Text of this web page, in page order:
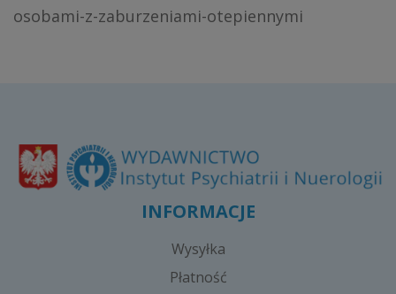
osobami-z-zaburzeniami-otepiennymi
INFORMACJE
Wysyłka
Płatność